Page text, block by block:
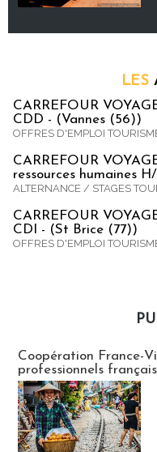
LES
CARREFOUR
CDD - (Vannes (56))
OFFRES D'EMPLOI
CARREFOUR
ressources humaines
ALTERNANCE / STAGES
CARREFOUR
CDI - (St Brice (77))
OFFRES D'EMPLOI
Coopération France-
professionnels